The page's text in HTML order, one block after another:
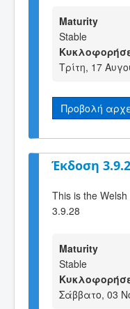
Maturity
Stable
Τρίτη, 17
Προβολή
Έκδοση
This is the
3.9.28
Maturity
Stable
Σάββατο, 03